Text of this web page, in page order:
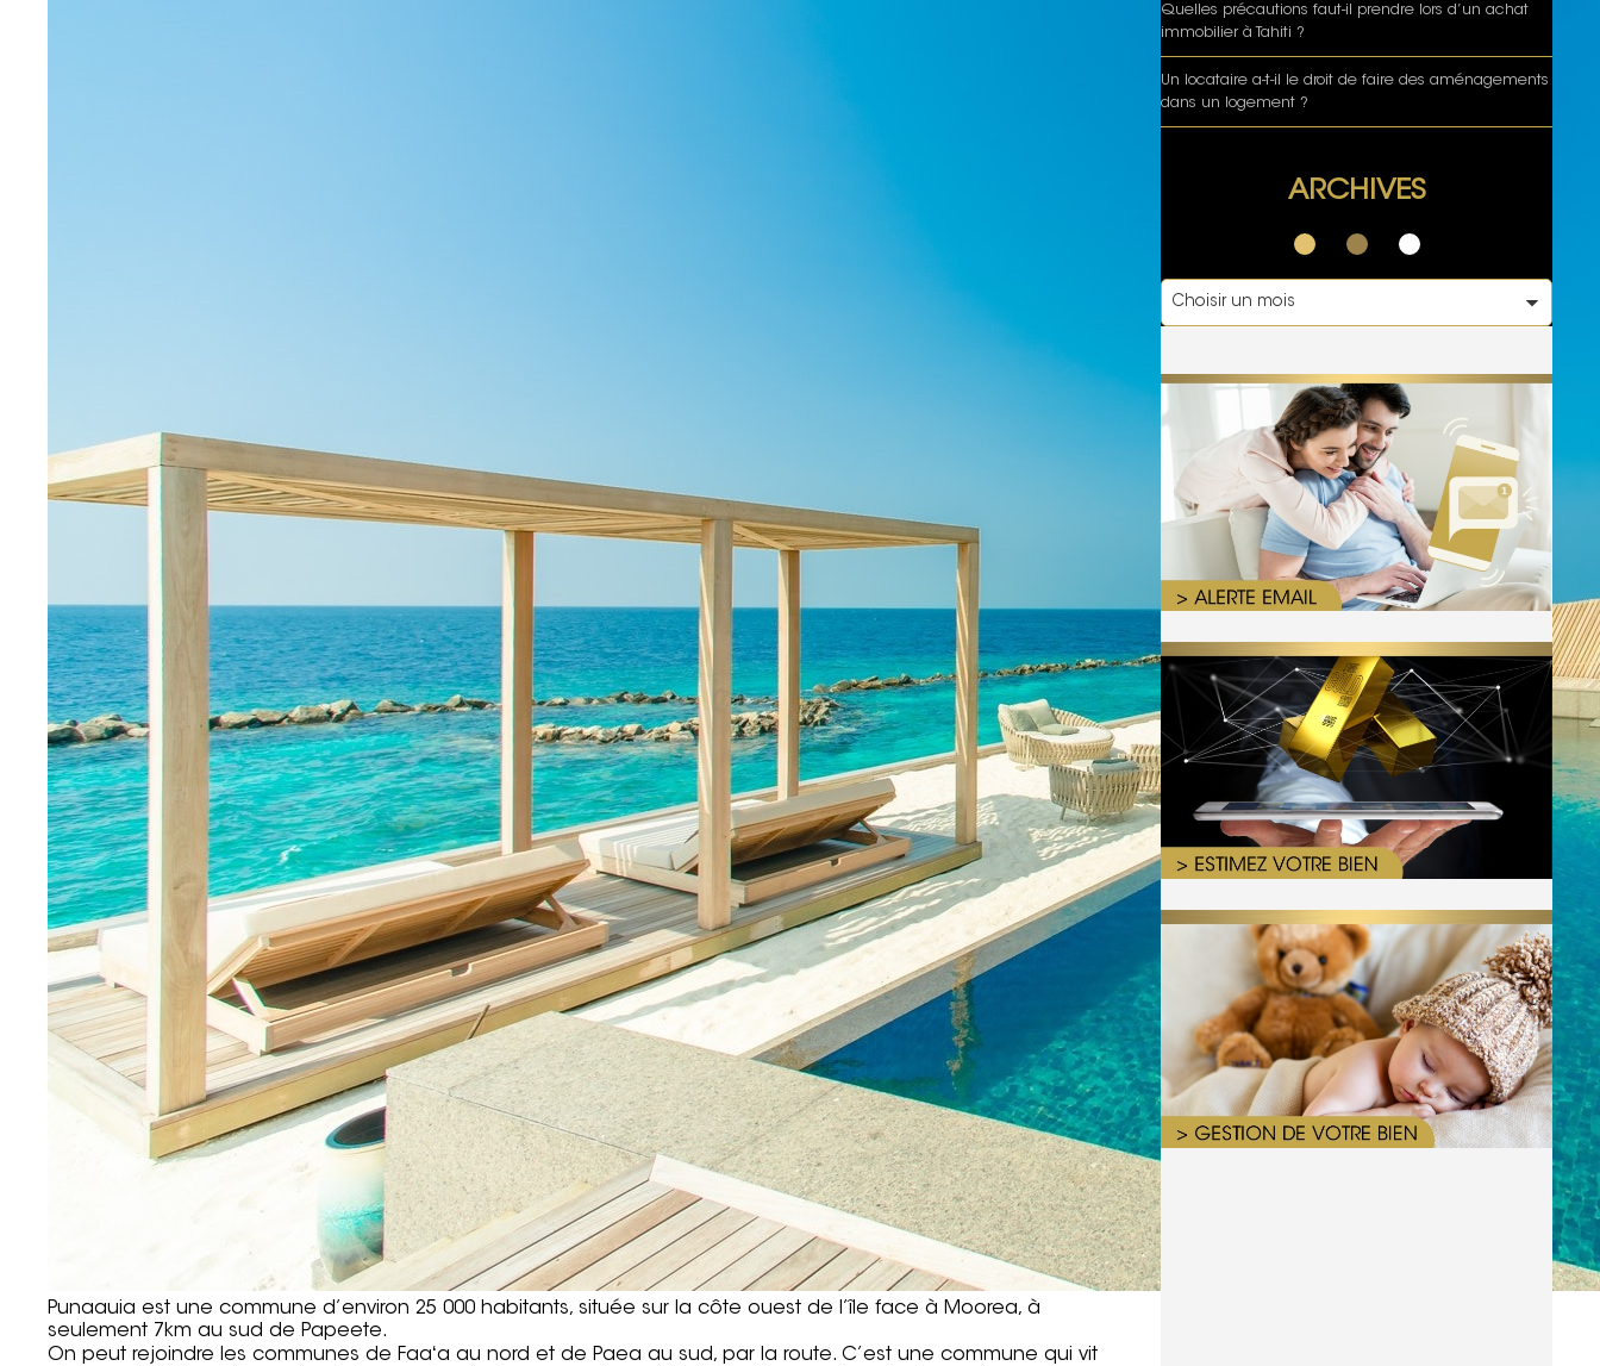
Punaauia est une commune d’environ 25 000 habitants, située sur la côte ouest de l’île face à Moorea, à
seulement 7km au sud de Papeete.
On peut rejoindre les communes de Faaʻa au nord et de Paea au sud, par la route. C’est une commune qui vit
Quelles précautions faut-il prendre lors d’un achat
immobilier à Tahiti ?
Un locataire a-t-il le droit de faire des aménagements
dans un logement ?
ARCHIVES